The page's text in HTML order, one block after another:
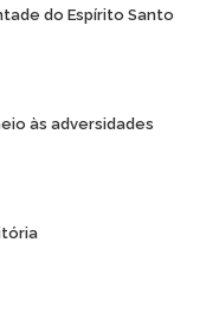
do Espírito Santo
às adversidades